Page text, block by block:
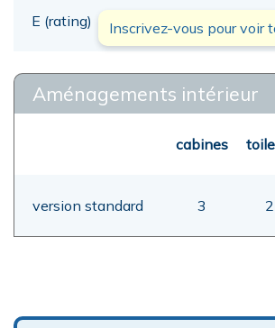
E (rating) Inscrivez-vous pour voir
Aménagements intérieur
cabines
version standard 3 2